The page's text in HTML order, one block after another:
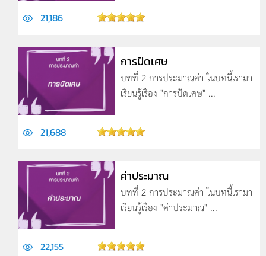
21,186
การปัดเศษ
บทที่ 2 การประมาณค่า ในบทนี้เรามา
เรียนรู้เรื่อง "การปัดเศษ" ...
21,688
ค่าประมาณ
บทที่ 2 การประมาณค่า ในบทนี้เรามา
เรียนรู้เรื่อง "ค่าประมาณ" ...
22,155